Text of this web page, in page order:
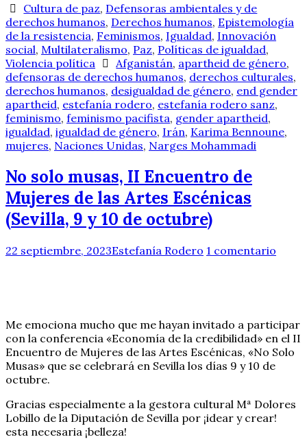
Cultura de paz, Defensoras ambientales y de
derechos humanos, Derechos humanos, Epistemología
de la resistencia, Feminismos, Igualdad, Innovación
social, Multilateralismo, Paz, Políticas de igualdad,
Violencia política
Afganistán, apartheid de género,
defensoras de derechos humanos, derechos culturales,
derechos humanos, desigualdad de género, end gender
apartheid, estefanía rodero, estefanía rodero sanz,
feminismo, feminismo pacifista, gender apartheid,
igualdad, igualdad de género, Irán, Karima Bennoune,
mujeres, Naciones Unidas, Narges Mohammadi
No solo musas, II Encuentro de
Mujeres de las Artes Escénicas
(Sevilla, 9 y 10 de octubre)
22 septiembre, 2023Estefanía Rodero 1 comentario
Me emociona mucho que me hayan invitado a participar
con la conferencia «Economía de la credibilidad» en el II
Encuentro de Mujeres de las Artes Escénicas, «No Solo
Musas» que se celebrará en Sevilla los días 9 y 10 de
octubre.
Gracias especialmente a la gestora cultural Mª Dolores
Lobillo de la Diputación de Sevilla por ¡idear y crear!
esta necesaria ¡belleza!